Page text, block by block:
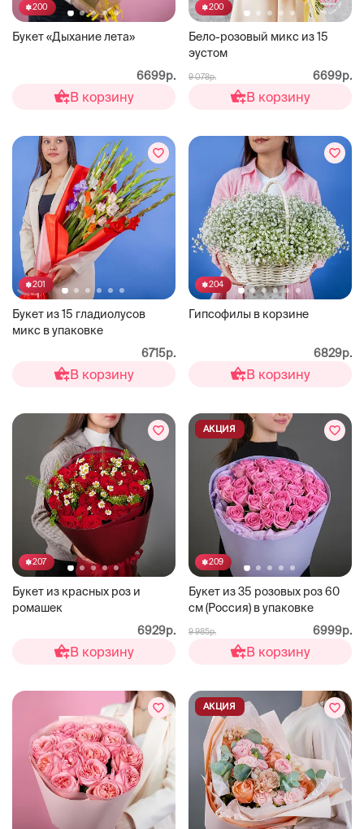
200
Букет «Дыхание лета»
6699р.
В корзину
200
Бело-розовый микс из 15
эустом
9 078р. 6699р.
В корзину
201
Букет из 15 гладиолусов
микс в упаковке
6715р.
В корзину
204
Гипсофилы в корзине
6829р.
В корзину
207
Букет из красных роз и
ромашек
6929р.
В корзину
209
Букет из 35 розовых роз 60
см (Россия) в упаковке
АКЦИЯ
9 985р. 6999р.
В корзину
АКЦИЯ